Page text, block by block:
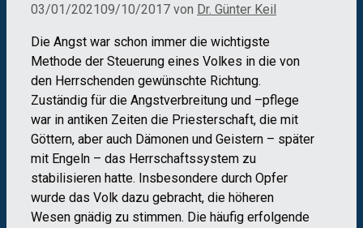
03/01/202109/10/2017 von Dr. Günter Keil
Die Angst war schon immer die wichtigste
Methode der Steuerung eines Volkes in die von
den Herrschenden gewünschte Richtung.
Zuständig für die Angstverbreitung und –pflege
war in antiken Zeiten die Priesterschaft, die mit
Göttern, aber auch Dämonen und Geistern – später
mit Engeln – das Herrschaftssystem zu
stabilisieren hatte. Insbesondere durch Opfer
wurde das Volk dazu gebracht, die höheren
Wesen gnädig zu stimmen. Die häufig erfolgende